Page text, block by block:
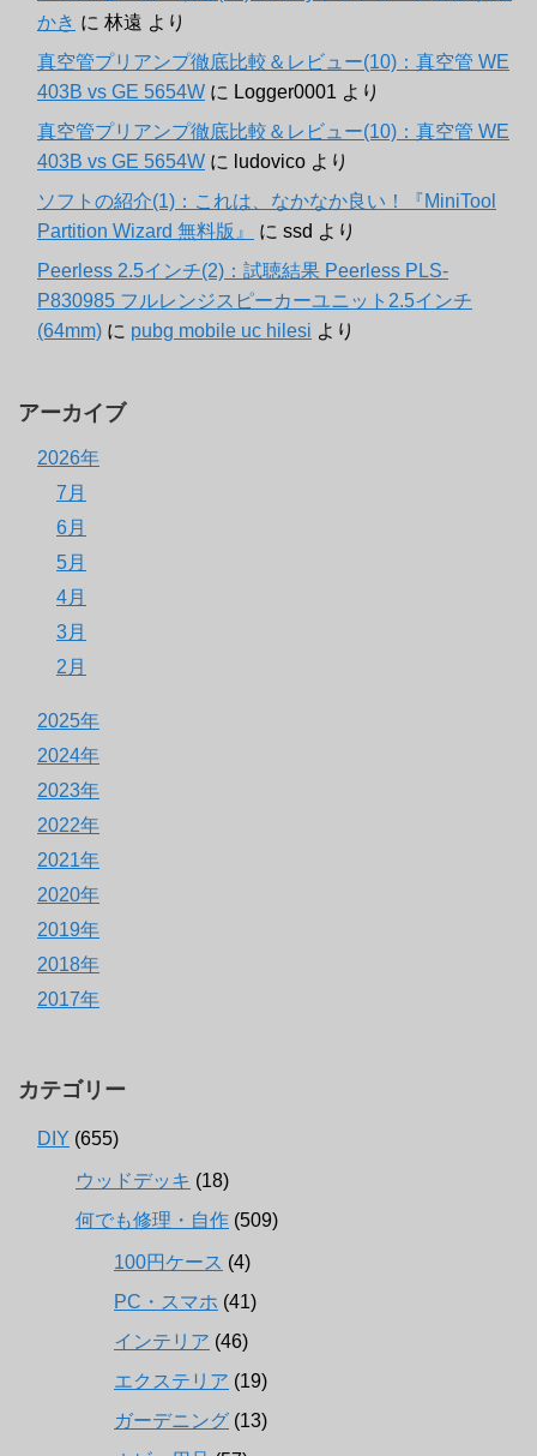
かき に 林遠 より
真空管プリアンプ徹底比較＆レビュー(10)：真空管 WE
403B vs GE 5654W に Logger0001 より
真空管プリアンプ徹底比較＆レビュー(10)：真空管 WE
403B vs GE 5654W に ludovico より
ソフトの紹介(1)：これは、なかなか良い！『MiniTool
Partition Wizard 無料版』
に ssd より
Peerless 2.5インチ(2)：試聴結果 Peerless PLS-
P830985 フルレンジスピーカーユニット2.5インチ
(64mm) に pubg mobile uc hilesi より
アーカイブ
2026年
7月
6月
5月
4月
3月
2月
2025年
2024年
2023年
2022年
2021年
2020年
2019年
2018年
2017年
カテゴリー
DIY (655)
ウッドデッキ (18)
何でも修理・自作 (509)
100円ケース (4)
PC・スマホ (41)
インテリア (46)
エクステリア (19)
ガーデニング (13)